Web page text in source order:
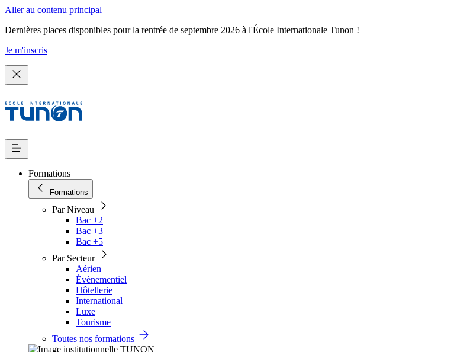
Aller au contenu principal
Dernières places disponibles pour la rentrée de septembre 2026 à l'École Internationale Tunon !
Je m'inscris
Formations
Formations
Par Niveau
Bac +2
Bac +3
Bac +5
Par Secteur
Aérien
Évènementiel
Hôtellerie
International
Luxe
Tourisme
Toutes nos formations